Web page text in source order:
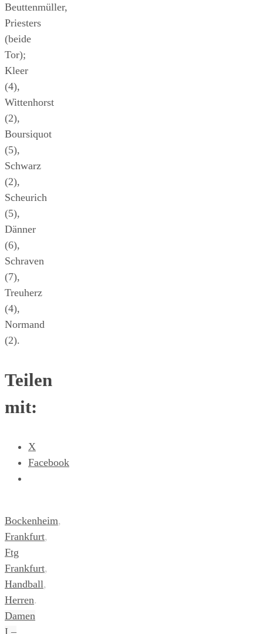
Beuttenmüller,
Priesters
(beide
Tor);
Kleer
(4),
Wittenhorst
(2),
Boursiquot
(5),
Schwarz
(2),
Scheurich
(5),
Dänner
(6),
Schraven
(7),
Treuherz
(4),
Normand
(2).
Teilen
mit:
X
Facebook
Bockenheim,
Frankfurt,
Ftg
Frankfurt,
Handball,
Herren.
Damen
I –